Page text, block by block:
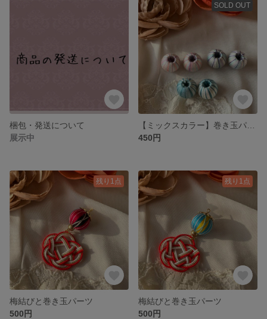
梱包・発送について
展示中
SOLD OUT
450円
残り1点
梅結びと巻き玉パーツ
500円
残り1点
梅結びと巻き玉パーツ
500円